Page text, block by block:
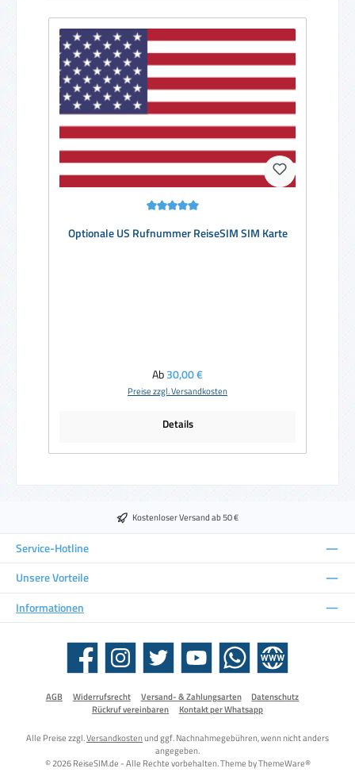
Optionale US Rufnummer ReiseSIM SIM Karte
Regulärer Preis:
Ab30,00 €
Preise zzgl. Versandkosten
Details
Kostenloser Versand ab 50 €
Service-Hotline
Unsere Vorteile
Informationen
Facebook Instagram Twitter YouTube WhatsApp Website
AGB Widerrufsrecht Versand- & Zahlungsarten
Datenschutz
Rückruf vereinbaren
Kontakt per Whatsapp
Alle Preise zzgl.Versandkostenund ggf. Nachnahmegebühren, wenn nicht anders
angegeben.
© 2026 ReiseSIM.de - Alle Rechte vorbehalten. Theme byThemeWare®